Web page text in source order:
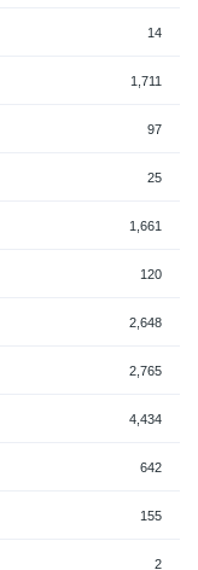
14
1,711
97
25
1,661
120
2,648
2,765
4,434
642
155
2